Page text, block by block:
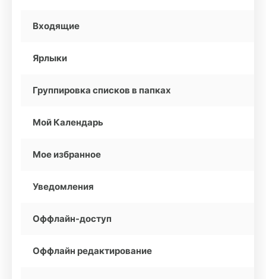
Входящие
Ярлыки
Группировка списков в папках
Мой Календарь
Мое избранное
Уведомления
Оффлайн-доступ
Оффлайн редактирование